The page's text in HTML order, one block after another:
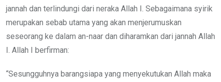
jannah dan terlindungi dari neraka Allah I. Sebagaimana syirik
merupakan sebab utama yang akan menjerumuskan
seseorang ke dalam an-naar dan diharamkan dari jannah Allah
I. Allah I berfirman:
“Sesungguhnya barangsiapa yang menyekutukan Allah maka